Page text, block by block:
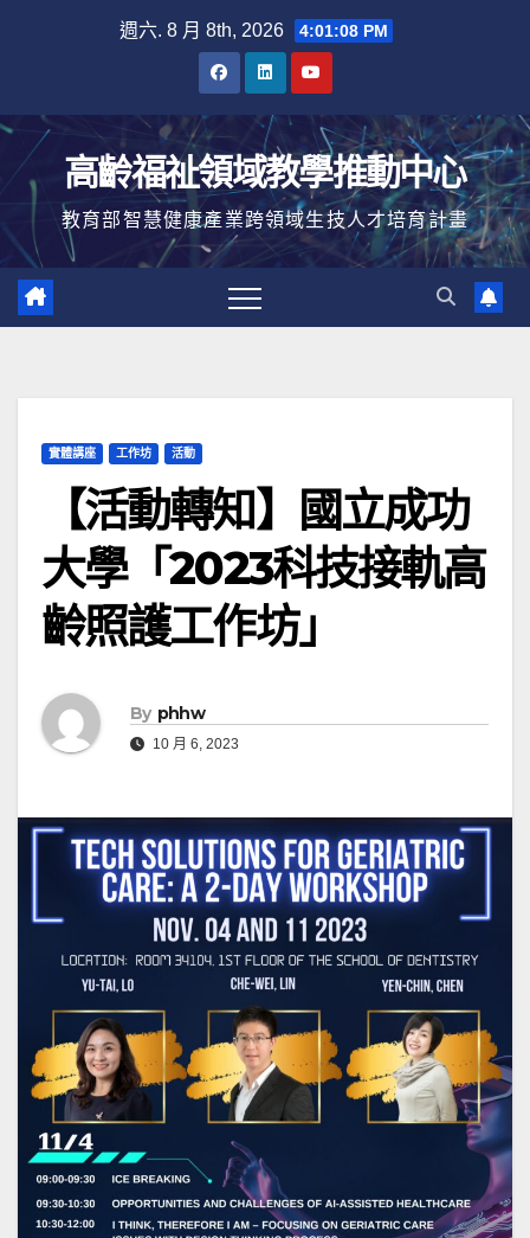
週六. 8 月 8th, 2026 4:01:09 PM
高齡福祉領域教學推動中心
教育部智慧健康產業跨領域生技人才培育計畫
實體講座 工作坊 活動
【活動轉知】國立成功
大學「2023科技接軌高
齡照護工作坊」
By phhw
10 月 6, 2023